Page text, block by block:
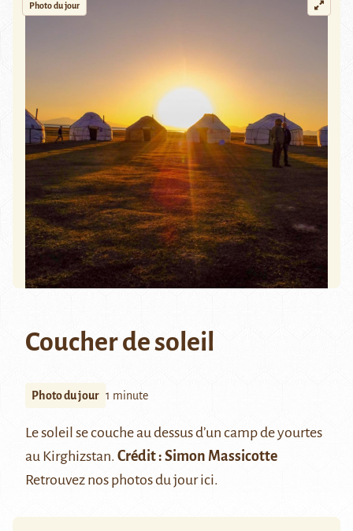
Photo du jour
Coucher de soleil
Photo du jour 1 minute
Le soleil se couche au dessus d’un camp de yourtes
au Kirghizstan. Crédit : Simon Massicotte
Retrouvez nos photos du jourici.